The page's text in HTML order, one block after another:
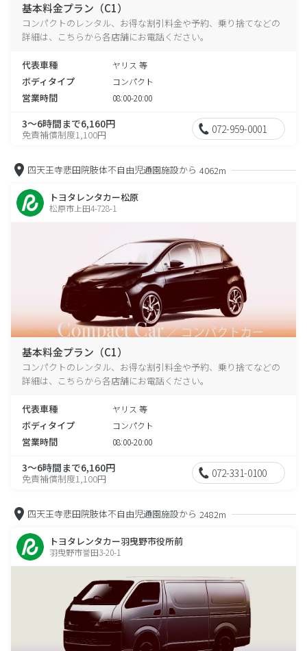
基本料金プラン（C1）
コンパクトのレンタル、お得な割引料金や予約、乗り捨てなどの
詳細は、こちらから各店舗にお電話ください。
代表車種 ヤリス 等
ボディタイプ コンパクト
営業時間 08:00-20:00
3～6時間まで6,160円
免責補償制度1,100円 072-959-0001
四天王寺悲田院肢体不自由児通園施設から 4062m
トヨタレンタカー松原
松原市上田4-728-1
基本料金プラン（C1）
コンパクトのレンタル、お得な割引料金や予約、乗り捨てなどの
詳細は、こちらから各店舗にお電話ください。
代表車種 ヤリス 等
ボディタイプ コンパクト
営業時間 08:00-20:00
3～6時間まで6,160円
免責補償制度1,100円 072-331-0100
四天王寺悲田院肢体不自由児通園施設から 2482m
トヨタレンタカー羽曳野市役所前
羽曳野市誉田3-20-1